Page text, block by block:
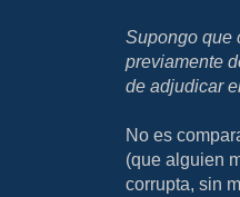
Supongo que
previamente
de adjudicar
No es
(que alguien
corrupta, sin